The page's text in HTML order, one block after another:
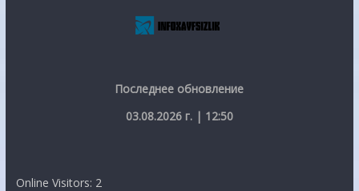
Последнее обновление
03.08.2026 г. | 12:50
Online Visitors: 2